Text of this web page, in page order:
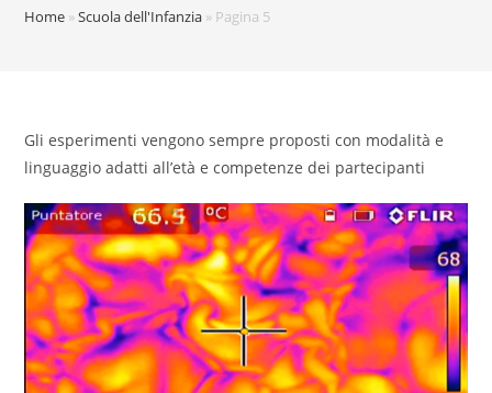
Home »Scuola dell'Infanzia » Pagina 5
Gli esperimenti vengono sempre proposti con modalità e
linguaggio adatti all’età e competenze dei partecipanti